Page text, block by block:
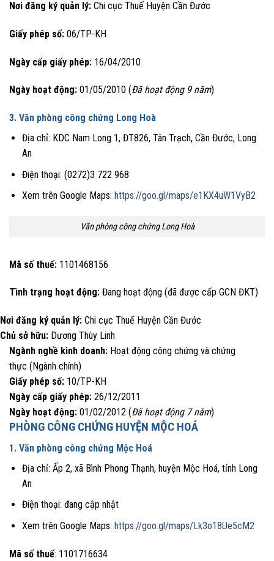
Nơi đăng ký quản lý: Chi cục Thuế Huyện Cần Đước
Giấy phép số: 06/TP-KH
Ngày cấp giấy phép: 16/04/2010
Ngày hoạt động: 01/05/2010 (Đã hoạt động 9 năm)
3. Văn phòng công chứng Long Hoà
Địa chỉ: KDC Nam Long 1, ĐT826, Tân Trạch, Cần Đước, Long
An
Điện thoại: (0272)3 722 968
Xem trên Google Maps: https://goo.gl/maps/e1KX4uW1VyB2
Văn phòng công chứng Long Hoà
Mã số thuế: 1101468156
Tình trạng hoạt động: Đang hoạt động (đã được cấp GCN ĐKT)
Nơi đăng ký quản lý: Chi cục Thuế Huyện Cần Đước
Chủ sở hữu: Dương Thùy Linh
Ngành nghề kinh doanh: Hoạt động công chứng và chứng
thực (Ngành chính)
Giấy phép số: 10/TP-KH
Ngày cấp giấy phép: 26/12/2011
Ngày hoạt động: 01/02/2012 (Đã hoạt động 7 năm)
PHÒNG CÔNG CHỨNG HUYỆN MỘC HOÁ
1. Văn phòng công chứng Mộc Hoá
Địa chỉ: Ấp 2, xã Bình Phong Thạnh, huyện Mộc Hoá, tỉnh Long
An
Điện thoại: đang cập nhật
Xem trên Google Maps: https://goo.gl/maps/Lk3o18Ue5cM2
Mã số thuế: 1101716634